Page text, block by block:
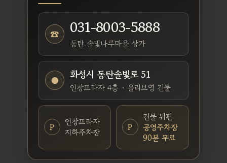
☎ 031-8003-5888
동탄 솔빛나루마을 상가
● 화성시 동탄솔빛로 51
인창프라자 4층 · 올리브영 건물
P
인창프라자
지하주차장
P
건물 뒤편
공영주차장
90분 무료